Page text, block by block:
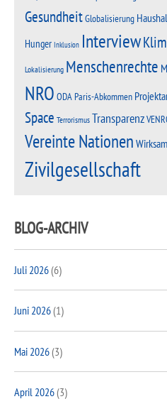
GesundheitGlobalisierung
Hunger Inklusion Interview
Lokalisierung Menschenrechte
NRO ODAParis-Abkommen
Space TerrorismusTransparenz
Vereinte Nationen
Zivilgesellschaft
BLOG-ARCHIV
Juli 2026(6)
Juni 2026(1)
Mai 2026(3)
April 2026(3)